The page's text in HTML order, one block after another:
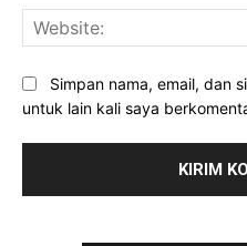
Simpan nama, email, dan
untuk lain kali saya